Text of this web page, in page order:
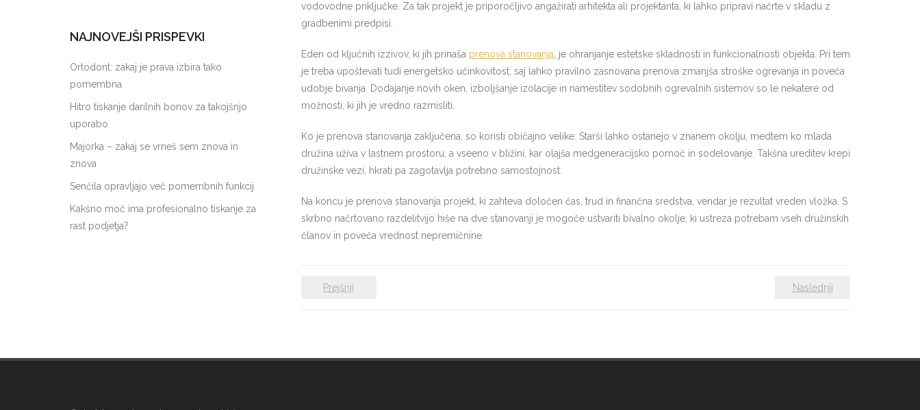
vodovodne priključke. Za tak projekt je priporočljivo angažirati arhitekta ali projektanta, ki lahko pripravi načrte v skladu z
gradbenimi predpisi.
Eden od ključnih izzivov, ki jih prinaša prenova stanovanja , je ohranjanje estetske skladnosti in funkcionalnosti objekta. Pri tem
je treba upoštevati tudi energetsko učinkovitost, saj lahko pravilno zasnovana prenova zmanjša stroške ogrevanja in poveča
udobje bivanja. Dodajanje novih oken, izboljšanje izolacije in namestitev sodobnih ogrevalnih sistemov so le nekatere od
možnosti, ki jih je vredno razmisliti.
Ko je prenova stanovanja zaključena, so koristi običajno velike. Starši lahko ostanejo v znanem okolju, medtem ko mlada
družina uživa v lastnem prostoru, a vseeno v bližini, kar olajša medgeneracijsko pomoč in sodelovanje. Takšna ureditev krepi
družinske vezi, hkrati pa zagotavlja potrebno samostojnost.
Na koncu je prenova stanovanja projekt, ki zahteva določen čas, trud in finančna sredstva, vendar je rezultat vreden vložka. S
skrbno načrtovano razdelitvijo hiše na dve stanovanji je mogoče ustvariti bivalno okolje, ki ustreza potrebam vseh družinskih
članov in poveča vrednost nepremičnine.
Prejšnji Naslednji
NAJNOVEJŠI PRISPEVKI
Ortodont: zakaj je prava izbira tako
pomembna
Hitro tiskanje darilnih bonov za takojšnjo
uporabo
Majorka – zakaj se vrneš sem znova in
znova
Senčila opravljajo več pomembnih funkcij
Kakšno moč ima profesionalno tiskanje za
rast podjetja?